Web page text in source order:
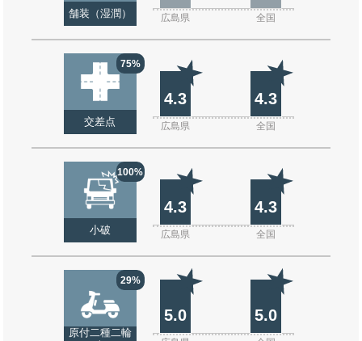
舗装（湿潤） 広島県 全国
75%
交差点
4.3 4.3
広島県 全国
100%
小破
4.3 4.3
広島県 全国
29%
原付二種二輪
5.0 5.0